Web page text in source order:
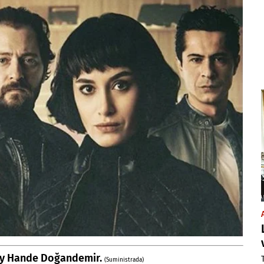
Hande Doğandemir. (Suministrada)